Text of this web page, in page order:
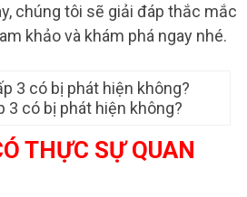
chúng tôi sẽ giải đáp thắc mắc
khảo và khám phá ngay nhé.
3 có bị phát hiện không?
THỰC SỰ QUAN